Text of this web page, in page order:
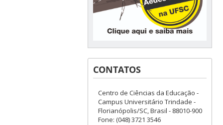
CONTATOS
Centro de Ciências da Educação -
Campus Universitário Trindade -
Florianópolis/SC, Brasil - 88010-900
Fone: (048) 3721 3546